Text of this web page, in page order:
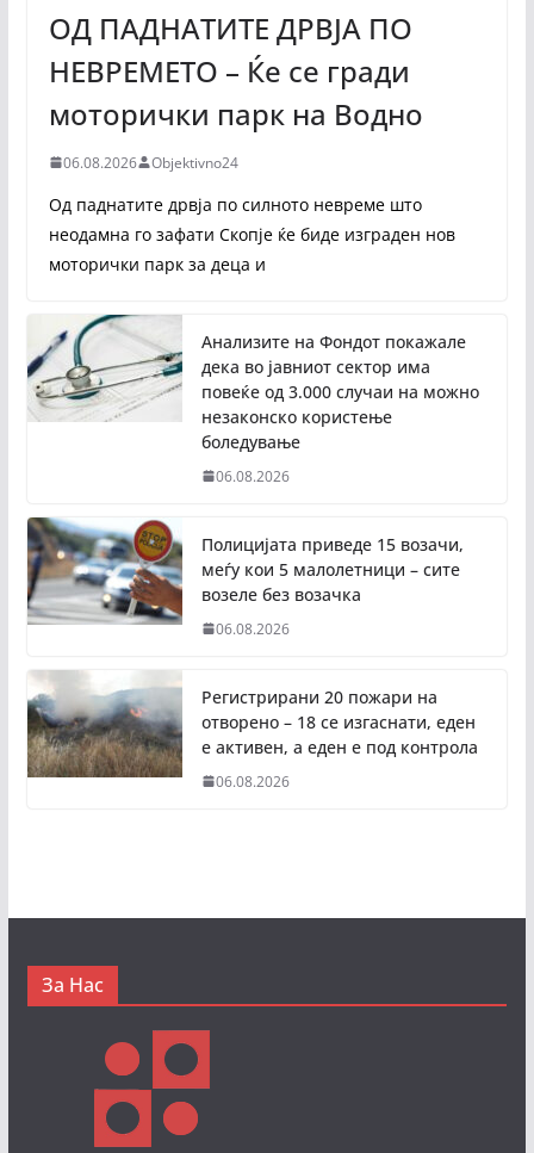
ОД ПАДНАТИТЕ ДРВЈА ПО
НЕВРЕМЕТО – Ќе се гради
моторички парк на Водно
06.08.2026 Objektivno24
Од паднатите дрвја по силното невреме што
неодамна го зафати Скопје ќе биде изграден нов
моторички парк за деца и
Анализите на Фондот покажале
дека во јавниот сектор има
повеќе од 3.000 случаи на можно
незаконско користење
боледување
06.08.2026
Полицијата приведе 15 возачи,
меѓу кои 5 малолетници – сите
возеле без возачка
06.08.2026
Регистрирани 20 пожари на
отворено – 18 се изгаснати, еден
е активен, а еден е под контрола
06.08.2026
За Нас